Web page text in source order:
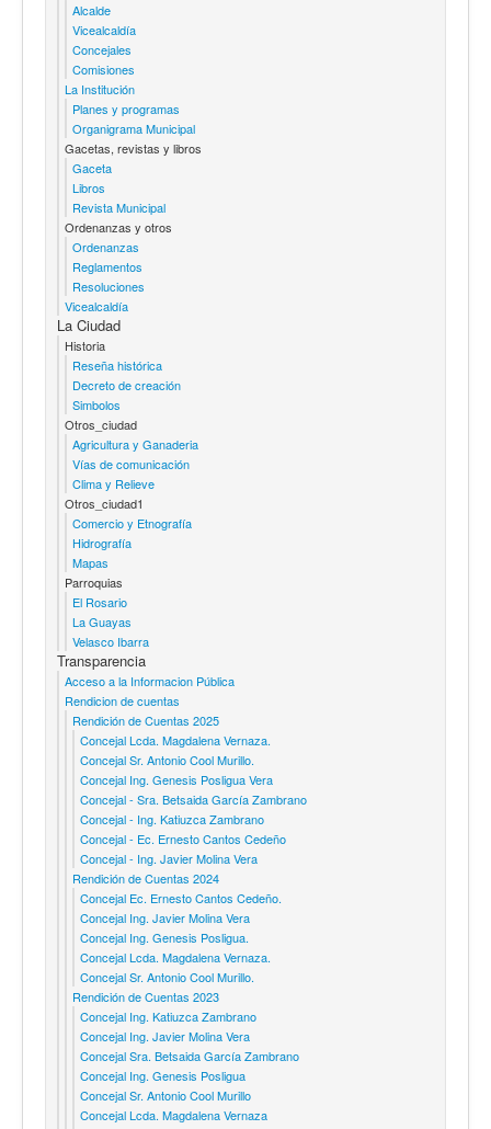
Alcalde
Vicealcaldía
Concejales
Comisiones
La Institución
Planes y programas
Organigrama Municipal
Gacetas, revistas y libros
Gaceta
Libros
Revista Municipal
Ordenanzas y otros
Ordenanzas
Reglamentos
Resoluciones
Vicealcaldía
La Ciudad
Historia
Reseña histórica
Decreto de creación
Simbolos
Otros_ciudad
Agricultura y Ganaderia
Vías de comunicación
Clima y Relieve
Otros_ciudad1
Comercio y Etnografía
Hidrografía
Mapas
Parroquias
El Rosario
La Guayas
Velasco Ibarra
Transparencia
Acceso a la Informacion Pública
Rendicion de cuentas
Rendición de Cuentas 2025
Concejal Lcda. Magdalena Vernaza.
Concejal Sr. Antonio Cool Murillo.
Concejal Ing. Genesis Posligua Vera
Concejal - Sra. Betsaida García Zambrano
Concejal - Ing. Katiuzca Zambrano
Concejal - Ec. Ernesto Cantos Cedeño
Concejal - Ing. Javier Molina Vera
Rendición de Cuentas 2024
Concejal Ec. Ernesto Cantos Cedeño.
Concejal Ing. Javier Molina Vera
Concejal Ing. Genesis Posligua.
Concejal Lcda. Magdalena Vernaza.
Concejal Sr. Antonio Cool Murillo.
Rendición de Cuentas 2023
Concejal Ing. Katiuzca Zambrano
Concejal Ing. Javier Molina Vera
Concejal Sra. Betsaida García Zambrano
Concejal Ing. Genesis Posligua
Concejal Sr. Antonio Cool Murillo
Concejal Lcda. Magdalena Vernaza